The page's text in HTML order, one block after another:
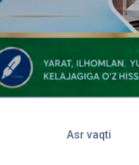
Asr vaqti